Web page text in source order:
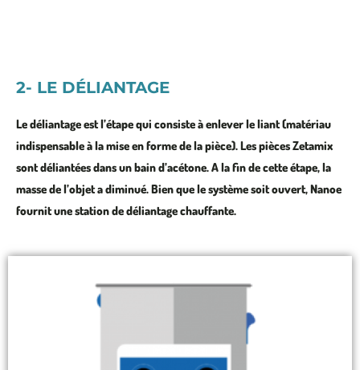
2- LE DÉLIANTAGE
Le déliantage est l’étape qui consiste àenlever le liant(matériau
indispensable à la mise en forme de la pièce). Les pièces Zetamix
sontdéliantées dans un bain d’acétone. A la fin de cette étape,la
masse de l’objet a diminué. Bien que le système soit ouvert, Nanoe
fournit une station de déliantage chauffante.